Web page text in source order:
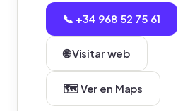
📞 +34 968 52 75 61
🌐 Visitar web
🗺️ Ver en Maps